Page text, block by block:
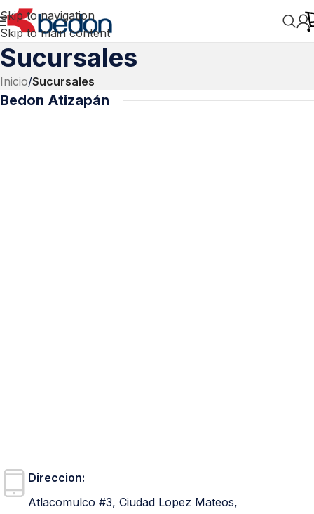
Skip to navigation
Skip to main content
Sucursales
Inicio/Sucursales
Bedon Atizapán
Direccion:
Atlacomulco #3, Ciudad Lopez Mateos,